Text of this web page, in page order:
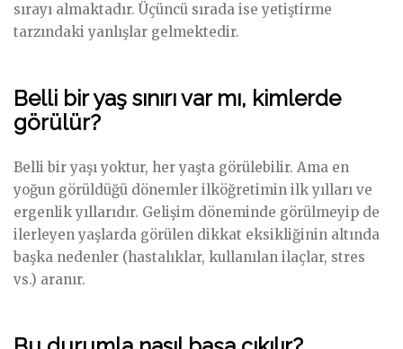
sırayı almaktadır. Üçüncü sırada ise yetiştirme
tarzındaki yanlışlar gelmektedir.
Belli bir yaş sınırı var mı, kimlerde
görülür?
Belli bir yaşı yoktur, her yaşta görülebilir. Ama en
yoğun görüldüğü dönemler ilköğretimin ilk yılları ve
ergenlik yıllarıdır. Gelişim döneminde görülmeyip de
ilerleyen yaşlarda görülen dikkat eksikliğinin altında
başka nedenler (hastalıklar, kullanılan ilaçlar, stres
vs.) aranır.